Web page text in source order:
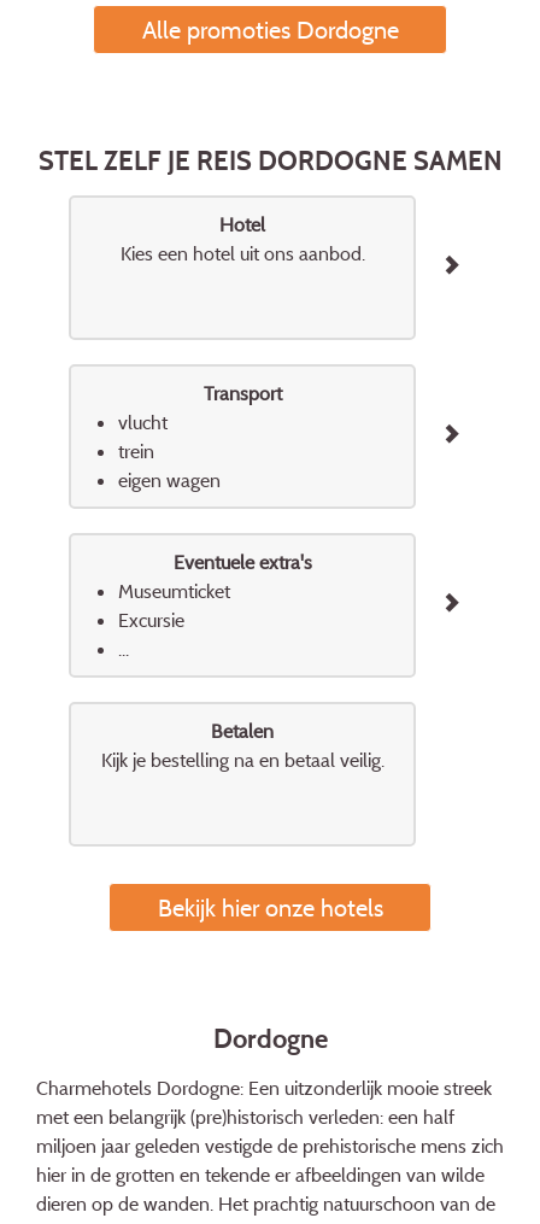
Alle promoties Dordogne
STEL ZELF JE REIS DORDOGNE SAMEN
Hotel
Kies een hotel uit ons aanbod.
Transport
vlucht
trein
eigen wagen
Eventuele extra's
Museumticket
Excursie
Betalen
Kijk je bestelling na en betaal veilig.
Bekijk hier onze hotels
Dordogne
Charmehotels Dordogne: Een uitzonderlijk mooie streek
met een belangrijk (pre)historisch verleden: een half
miljoen jaar geleden vestigde de prehistorische mens zich
hier in de grotten en tekende er afbeeldingen van wilde
dieren op de wanden. Het prachtig natuurschoon van de